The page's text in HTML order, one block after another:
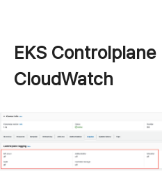
EKS
CloudWatch